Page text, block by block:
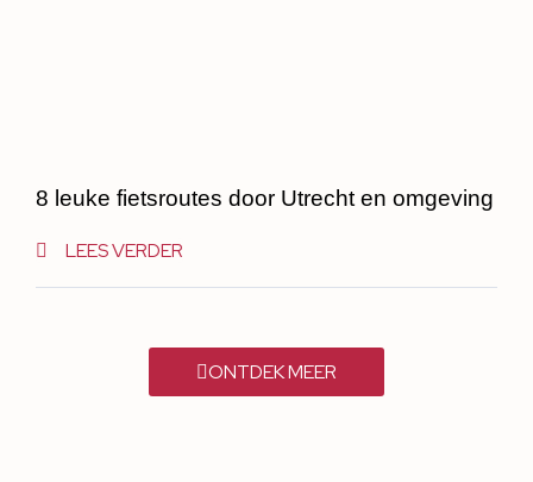
8 leuke fietsroutes door Utrecht en omgeving
LEES VERDER
ONTDEK MEER